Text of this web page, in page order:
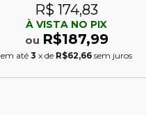
R$ 174,83
À VISTA NO PIX
ou R$187,99
em até 3 x de R$62,66 sem juros